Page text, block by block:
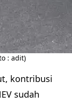
: adit)
kontribusi
sudah